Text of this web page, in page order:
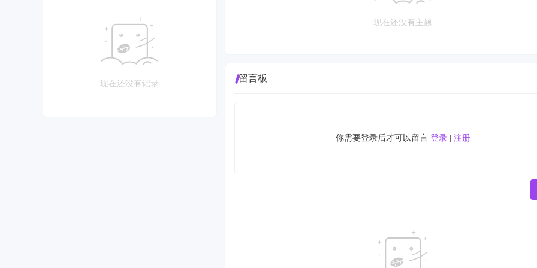
现在还没有记录
现在还没有主题
留言板
你需要登录后才可以留言 登录| 注册